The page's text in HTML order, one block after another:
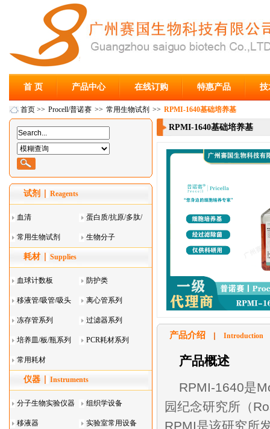
首 页 产品中心 在线订购 特惠产品 技
首页 >> Procell/普诺赛 >> 常用生物试剂 >> RPMI-1640基础培养基
试剂 Reagents
血清 蛋白质/抗原/多肽/
酶
常用生物试剂 生物分子
耗材 Supplies
血球计数板 防护类
移液管/吸管/吸头
系列
离心管系列
冻存管系列 过滤器系列
培养皿/板/瓶系列 PCR耗材系列
常用耗材
仪器 Instruments
分子生物实验仪器 组织学设备
移液器 实验室常用设备
RPMI-1640基础培养基
产品介绍 Introduction
产品概述
RPMI-1640是
园纪念研究所（
RPMI是该研究所